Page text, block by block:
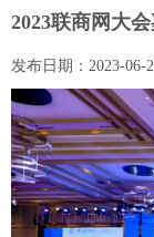
2023联商网大
发布日期： 2023-06-